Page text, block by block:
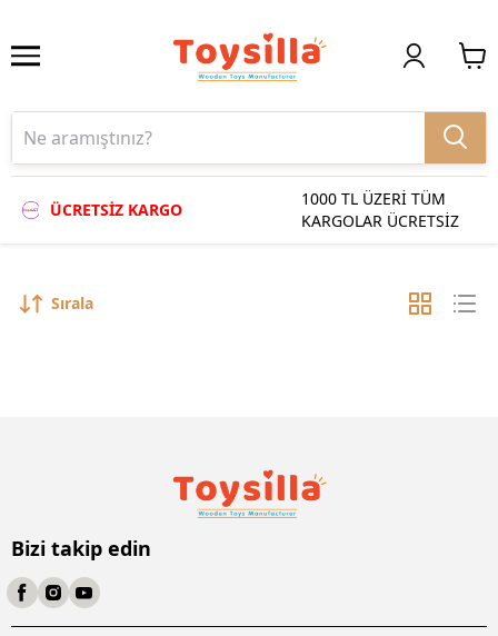
ÜCRETSİZ KARGO
1000 TL ÜZERİ TÜM
KARGOLAR ÜCRETSİZ
Sırala
Bizi takip edin